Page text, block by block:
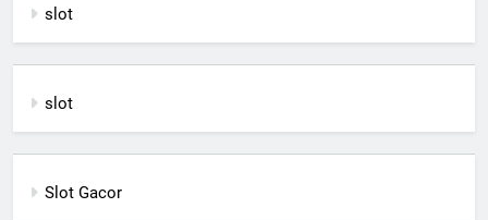
slot
slot
Slot Gacor